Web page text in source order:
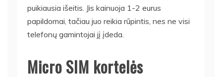
puikiausia išeitis. Jis kainuoja 1-2 eurus
papildomai, tačiau juo reikia rūpintis, nes ne visi
telefonų gamintojai jį įdeda.
Micro SIM kortelės